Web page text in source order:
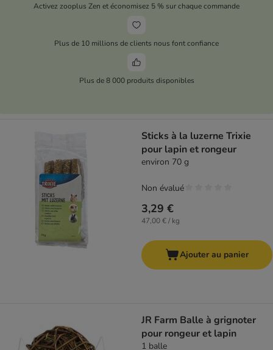
Activez zooplus Zen et économisez 5 % sur chaque commande
Plus de 10 millions de clients nous font confiance
Plus de 8 000 produits disponibles
Sticks à la luzerne Trixie
pour lapin et rongeur
environ 70 g
3,29 €
47,00 € / kg
Non évalué
Ajouter au panier
JR Farm Balle à grignoter
pour rongeur et lapin
1 balle